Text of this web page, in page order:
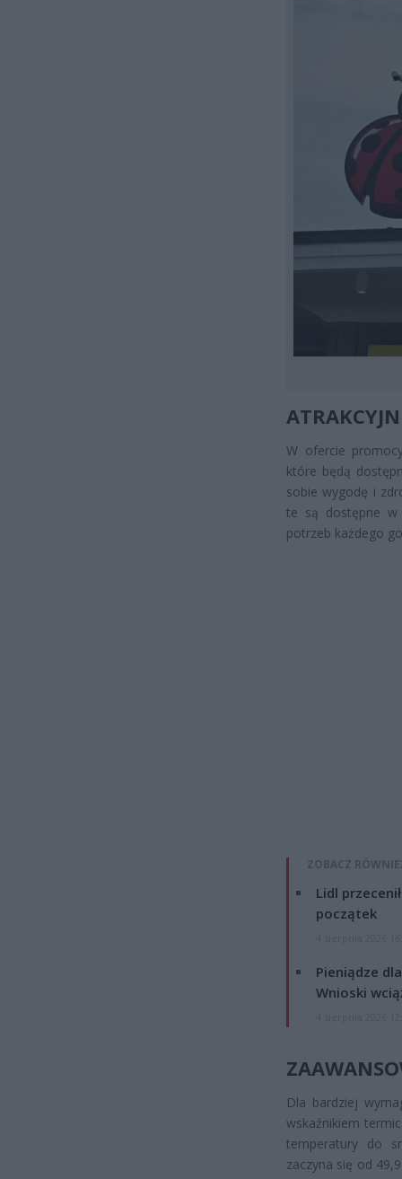
W ofercie
które będą
sobie wygodę i
te są dostępne w
potrzeb każdego
ZOBACZ
Lidl
początek
Pieniądze
Wnioski
Dla bardziej
wskaźnikiem
temperatury do
zaczyna się od